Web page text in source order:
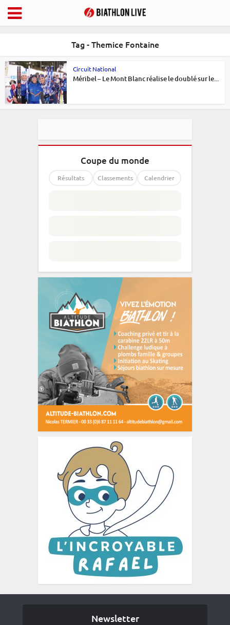
Tag - Themice Fontaine
Circuit National
Méribel – Le Mont Blanc réalise le doublé sur le...
Coupe du monde
Résultats Classements Calendrier
Newsletter